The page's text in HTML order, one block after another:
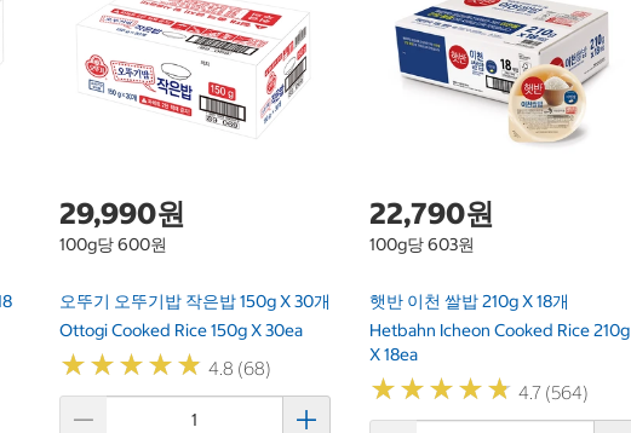
29,990원
100g당 600원
오뚜기 오뚜기밥 작은밥 150g X 30개
Ottogi Cooked Rice 150g X 30ea
★★★★★
★★★★★ 4.8 (68)
22,790원
100g당 603원
햇반 이천 쌀밥 210g X 18개
Hetbahn Icheon Cooked Rice 210g
X 18ea
★★★★★
★★★★★ 4.7 (564)